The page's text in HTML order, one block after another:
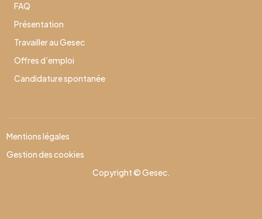
FAQ
Présentation
Travailler au Gesec
Offres d’emploi
Candidature spontanée
Copyright © Gesec.
Mentions légales
Gestion des cookies